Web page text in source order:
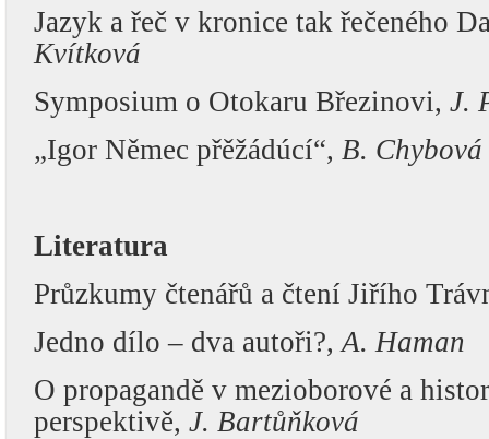
Jazyk a řeč v kronice tak řečeného
Kvítková
Symposium o Otokaru Březinovi, J.
„Igor Němec přěžádúcí“, B. Chybová
Literatura
Průzkumy čtenářů a čtení Jiřího
Jedno dílo – dva autoři?,A. Haman
O propagandě v mezioborové a
perspektivě, J. Bartůňková